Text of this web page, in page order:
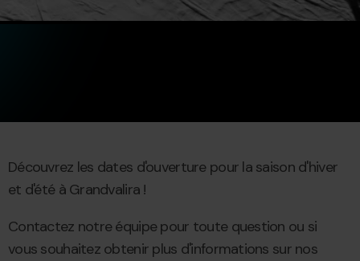
Découvrez les dates d'ouverture pour la saison d'hiver
et d'été à Grandvalira !
Contactez notre équipe pour toute question ou si
vous souhaitez obtenir plus d'informations sur nos